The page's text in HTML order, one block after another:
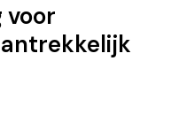
voor